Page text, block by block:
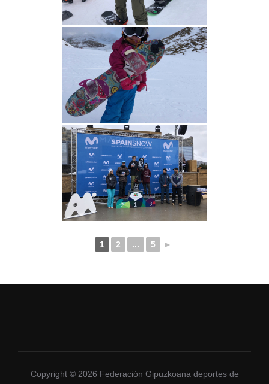
1 2 ... 5 ►
Copyright © 2026 Federación Gipuzkoana deportes de